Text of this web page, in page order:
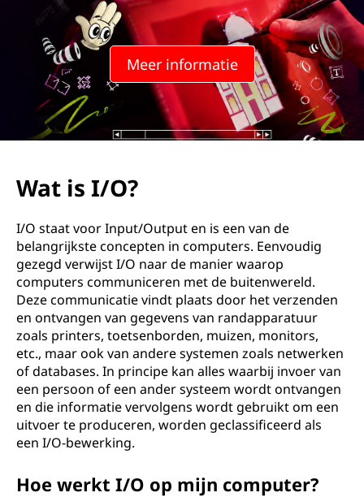
Meer informatie
Wat is I/O?
I/O staat voor Input/Output en is een van de
belangrijkste concepten in computers. Eenvoudig
gezegd verwijst I/O naar de manier waarop
computers communiceren met de buitenwereld.
Deze communicatie vindt plaats door het verzenden
en ontvangen van gegevens van randapparatuur
zoals printers, toetsenborden, muizen, monitors,
etc., maar ook van andere systemen zoals netwerken
of databases. In principe kan alles waarbij invoer van
een persoon of een ander systeem wordt ontvangen
en die informatie vervolgens wordt gebruikt om een
uitvoer te produceren, worden geclassificeerd als
een I/O-bewerking.
Hoe werkt I/O op mijn computer?